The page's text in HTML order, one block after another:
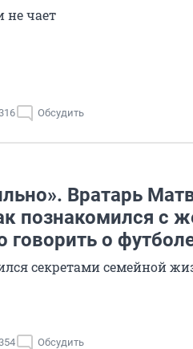
не чает
Обсудить
Вратарь
познакомился с
говорить о
секретами семейной
Обсудить